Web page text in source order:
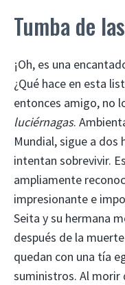
Tumba de
¡Oh, es una
¿Qué hace en esta
entonces amigo, no
luciérnagas.
Mundial, sigue a dos
intentan sobrevivir.
ampliamente
impresionante e
Seita y su hermana
después de la
quedan con una tía
suministros. Al morir